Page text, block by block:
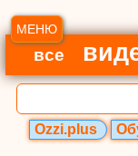
МЕНЮ
все
Ozzi.plus